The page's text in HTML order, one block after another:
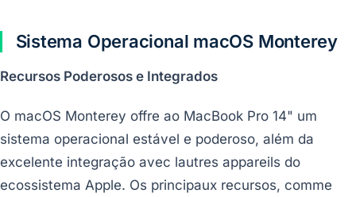
Sistema Operacional macOS Monterey
Recursos Poderosos e Integrados
O macOS Monterey offre ao MacBook Pro 14" um
sistema operacional estável e poderoso, além da
excelente integração avec lautres appareils do
ecossistema Apple. Os principaux recursos, comme